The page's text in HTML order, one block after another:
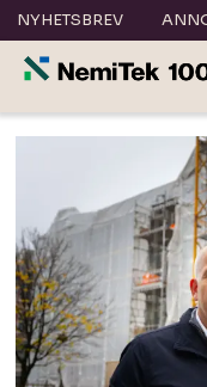
NYHETSBREV
Tag:
seminar